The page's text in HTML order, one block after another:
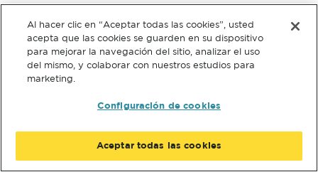
Al hacer clic en “Aceptar todas las cookies”, usted
acepta que las cookies se guarden en su dispositivo
para mejorar la navegación del sitio, analizar el uso
del mismo, y colaborar con nuestros estudios para
marketing.
Configuración de cookies
Aceptar todas las cookies